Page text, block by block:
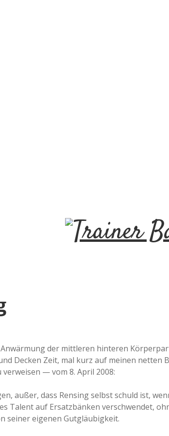
T
n
e
r
der mittleren hinteren
Decken Zeit, mal kurz auf meinen netten
verweisen — vom 8. April 2008:
außer, dass Rensing selbst schuld ist,
Talent auf Ersatzbänken verschwendet,
seiner eigenen Gutgläubigkeit.